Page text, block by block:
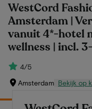
WestCord
Amsterdam |
vanuit 4*-hotel
wellness | incl.
4/5
Amsterdam Bekijk op